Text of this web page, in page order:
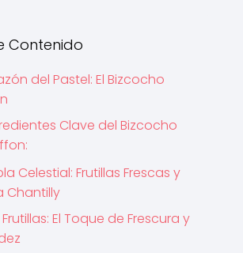
Contenido
del Pastel: El Bizcocho
Clave del Bizcocho
Celestial: Frutillas Frescas y
Chantilly
Frutillas: El Toque de Frescura y